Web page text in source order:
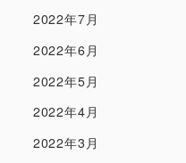
2022年7月
2022年6月
2022年5月
2022年4月
2022年3月